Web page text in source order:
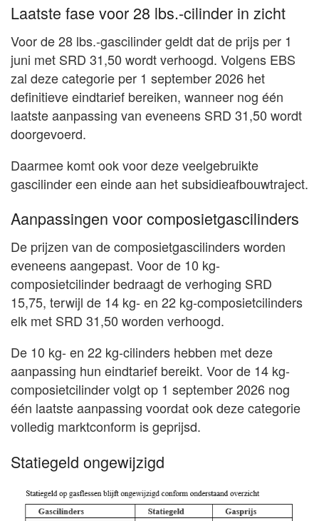
Laatste fase voor 28 lbs.-cilinder in zicht
Voor de 28 lbs.-gascilinder geldt dat de prijs per 1
juni met SRD 31,50 wordt verhoogd. Volgens EBS
zal deze categorie per 1 september 2026 het
definitieve eindtarief bereiken, wanneer nog één
laatste aanpassing van eveneens SRD 31,50 wordt
doorgevoerd.
Daarmee komt ook voor deze veelgebruikte
gascilinder een einde aan het subsidieafbouwtraject.
Aanpassingen voor composietgascilinders
De prijzen van de composietgascilinders worden
eveneens aangepast. Voor de 10 kg-
composietcilinder bedraagt de verhoging SRD
15,75, terwijl de 14 kg- en 22 kg-composietcilinders
elk met SRD 31,50 worden verhoogd.
De 10 kg- en 22 kg-cilinders hebben met deze
aanpassing hun eindtarief bereikt. Voor de 14 kg-
composietcilinder volgt op 1 september 2026 nog
één laatste aanpassing voordat ook deze categorie
volledig marktconform is geprijsd.
Statiegeld ongewijzigd